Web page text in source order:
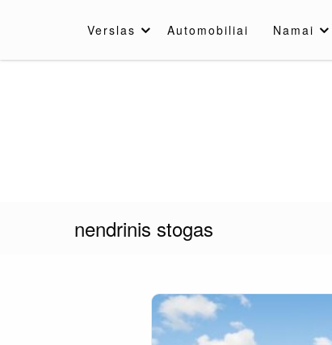
Verslas Automobiliai Namai
nendrinis stogas